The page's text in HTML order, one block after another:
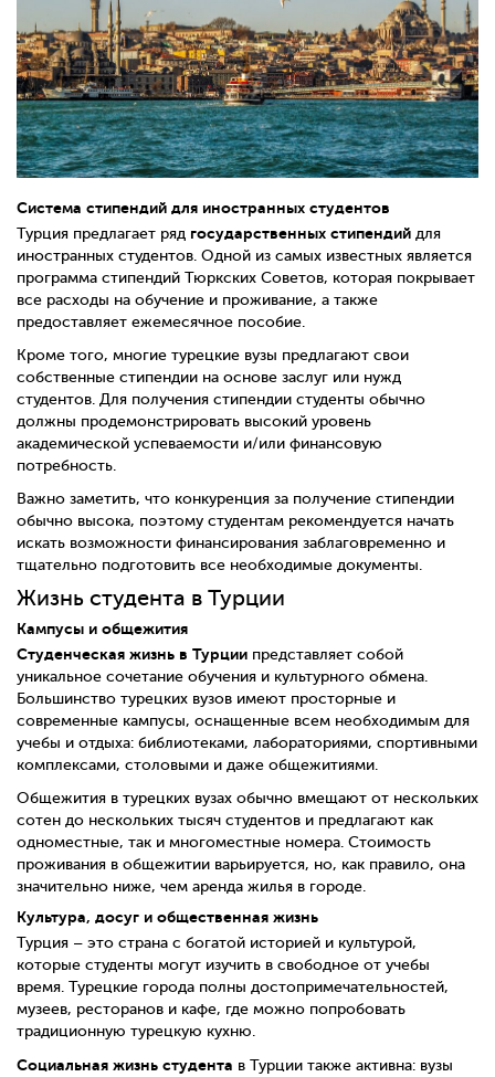
Система стипендий для иностранных студентов
Турция предлагает ряд государственных стипендий для
иностранных студентов. Одной из самых известных является
программа стипендий Тюркских Советов, которая покрывает
все расходы на обучение и проживание, а также
предоставляет ежемесячное пособие.
Кроме того, многие турецкие вузы предлагают свои
собственные стипендии на основе заслуг или нужд
студентов. Для получения стипендии студенты обычно
должны продемонстрировать высокий уровень
академической успеваемости и/или финансовую
потребность.
Важно заметить, что конкуренция за получение стипендии
обычно высока, поэтому студентам рекомендуется начать
искать возможности финансирования заблаговременно и
тщательно подготовить все необходимые документы.
Жизнь студента в Турции
Кампусы и общежития
Студенческая жизнь в Турции представляет собой
уникальное сочетание обучения и культурного обмена.
Большинство турецких вузов имеют просторные и
современные кампусы, оснащенные всем необходимым для
учебы и отдыха: библиотеками, лабораториями, спортивными
комплексами, столовыми и даже общежитиями.
Общежития в турецких вузах обычно вмещают от нескольких
сотен до нескольких тысяч студентов и предлагают как
одноместные, так и многоместные номера. Стоимость
проживания в общежитии варьируется, но, как правило, она
значительно ниже, чем аренда жилья в городе.
Культура, досуг и общественная жизнь
Турция – это страна с богатой историей и культурой,
которые студенты могут изучить в свободное от учебы
время. Турецкие города полны достопримечательностей,
музеев, ресторанов и кафе, где можно попробовать
традиционную турецкую кухню.
Социальная жизнь студента в Турции также активна: вузы